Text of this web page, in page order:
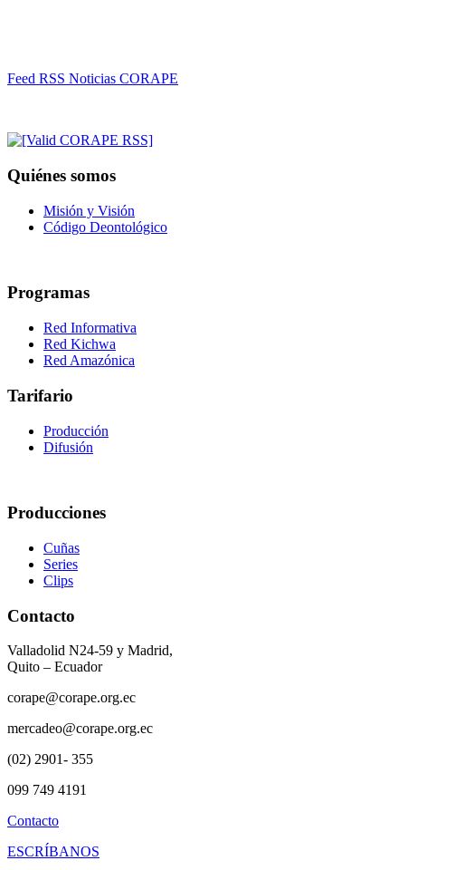
Feed RSS Noticias CORAPE
Quiénes somos
Misión y Visión
Código Deontológico
Programas
Red Informativa
Red Kichwa
Red Amazónica
Tarifario
Producción
Difusión
Producciones
Cuñas
Series
Clips
Contacto
Valladolid N24-59 y Madrid,
Quito – Ecuador
corape@corape.org.ec
mercadeo@corape.org.ec
(02) 2901- 355
099 749 4191
Contacto
ESCRÍBANOS